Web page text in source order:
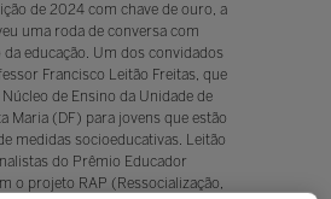
de 2024 com chave de ouro, a
uma roda de conversa com
educação. Um dos convidados
Francisco Leitão Freitas, que
de Ensino da Unidade de
Maria (DF) para jovens que estão
medidas socioeducativas. Leitão
do Prêmio Educador
o projeto RAP (Ressocialização,